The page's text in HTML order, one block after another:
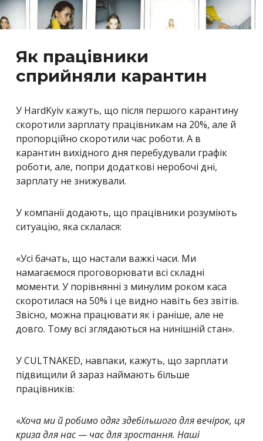
Як працівники
сприйняли карантин
У HardKyiv кажуть, що після першого карантину
скоротили зарплату працівникам на 20%, але й
пропорційно скоротили час роботи. А в
карантин вихідного дня перебудували графік
роботи, але, попри додаткові неробочі дні,
зарплату не знижували.
У компанії додають, що працівники розуміють
ситуацію, яка склалася:
«Усі бачать, що настали важкі часи. Ми
намагаємося проговорювати всі складні
моменти. У порівнянні з минулим роком каса
скоротилася на 50% і це видно навіть без звітів.
Звісно, можна працювати як і раніше, але не
довго. Тому всі зглядаються на нинішній стан».
У CULTNAKED, навпаки, кажуть, що зарплати
підвищили й зараз наймають більше
працівників:
«Хоча ми й робимо одяг здебільшого для вечірок, ця
криза для нас — час для зростання. Наші